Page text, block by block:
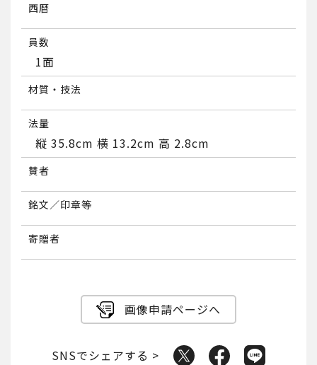
西暦
員数
1面
材質・技法
法量
縦 35.8cm 横 13.2cm 高 2.8cm
賛者
銘文／印章等
寄贈者
画像申請ページへ
SNSでシェアする >